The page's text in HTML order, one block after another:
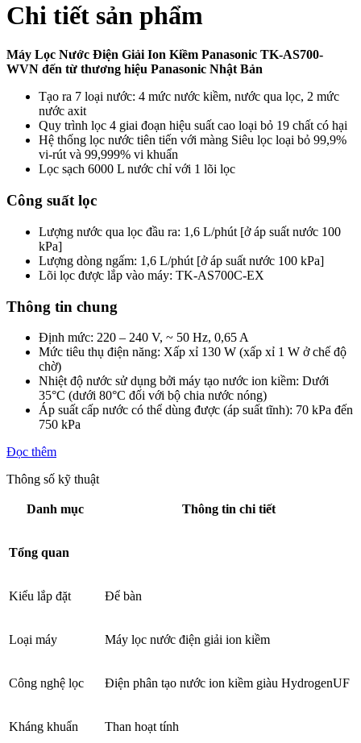
Chi tiết sản phẩm
Máy Lọc Nước Điện Giải Ion Kiềm Panasonic TK-AS700-
WVN đến từ thương hiệu Panasonic Nhật Bản
Tạo ra 7 loại nước: 4 mức nước kiềm, nước qua lọc, 2 mức
nước axit
Quy trình lọc 4 giai đoạn hiệu suất cao loại bỏ 19 chất có hại
Hệ thống lọc nước tiên tiến với màng Siêu lọc loại bỏ 99,9%
vi-rút và 99,999% vi khuẩn
Lọc sạch 6000 L nước chỉ với 1 lõi lọc
Công suất lọc
Lượng nước qua lọc đầu ra: 1,6 L/phút [ở áp suất nước 100
kPa]
Lượng dòng ngấm: 1,6 L/phút [ở áp suất nước 100 kPa]
Lõi lọc được lắp vào máy: TK-AS700C-EX
Thông tin chung
Định mức: 220 – 240 V, ~ 50 Hz, 0,65 A
Mức tiêu thụ điện năng: Xấp xỉ 130 W (xấp xỉ 1 W ở chế độ
chờ)
Nhiệt độ nước sử dụng bởi máy tạo nước ion kiềm: Dưới
35°C (dưới 80°C đối với bộ chia nước nóng)
Áp suất cấp nước có thể dùng được (áp suất tĩnh): 70 kPa đến
750 kPa
Đọc thêm
Thông số kỹ thuật
Danh mục Thông tin chi tiết
Tổng quan
Kiểu lắp đặt Để bàn
Loại máy Máy lọc nước điện giải ion kiềm
Công nghệ lọc Điện phân tạo nước ion kiềm giàu HydrogenUF
Kháng khuẩn Than hoạt tính